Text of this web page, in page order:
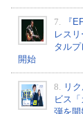
7.
『
レス
タルプ
開始
8.
リ
ビス
弾を開